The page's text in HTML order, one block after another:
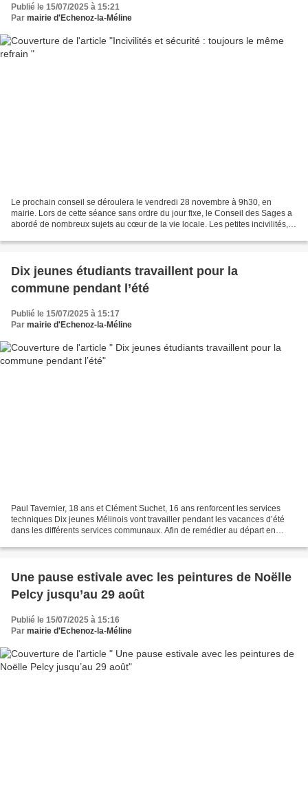
Publié le 15/07/2025 à 15:21
Par mairie d'Echenoz-la-Méline
Le prochain conseil se déroulera le vendredi 28 novembre à 9h30, en
mairie. Lors de cette séance sans ordre du jour fixe, le Conseil des Sages a
abordé de nombreux sujets au cœur de la vie locale. Les petites incivilités,
Dix jeunes étudiants travaillent pour la
commune pendant l’été
Publié le 15/07/2025 à 15:17
Par mairie d'Echenoz-la-Méline
Paul Tavernier, 18 ans et Clément Suchet, 16 ans renforcent les services
techniques Dix jeunes Mélinois vont travailler pendant les vacances d’été
dans les différents services communaux. Afin de remédier au départ en
Une pause estivale avec les peintures de Noëlle
Pelcy jusqu’au 29 août
Publié le 15/07/2025 à 15:16
Par mairie d'Echenoz-la-Méline